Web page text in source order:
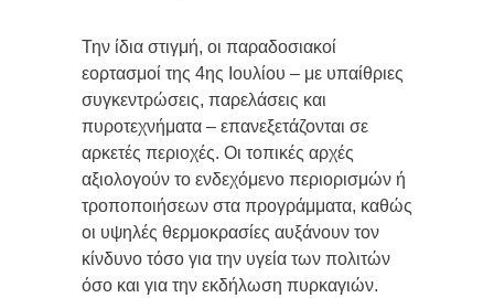
Την ίδια στιγμή, οι παραδοσιακοί
εορτασμοί της 4ης Ιουλίου – με υπαίθριες
συγκεντρώσεις, παρελάσεις και
πυροτεχνήματα – επανεξετάζονται σε
αρκετές περιοχές. Οι τοπικές αρχές
αξιολογούν το ενδεχόμενο περιορισμών ή
τροποποιήσεων στα προγράμματα, καθώς
οι υψηλές θερμοκρασίες αυξάνουν τον
κίνδυνο τόσο για την υγεία των πολιτών
όσο και για την εκδήλωση πυρκαγιών.